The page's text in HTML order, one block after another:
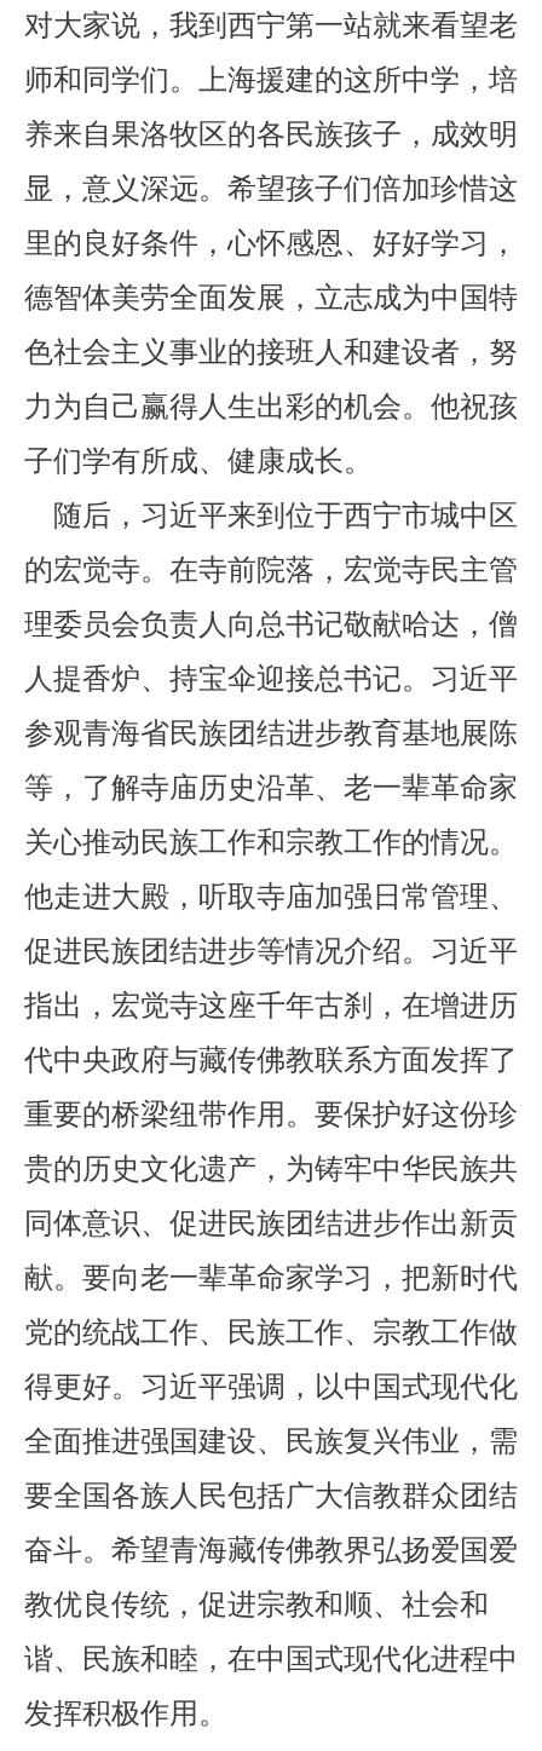
对大家说，我到西宁第一站就来看望老
师和同学们。上海援建的这所中学，培
养来自果洛牧区的各民族孩子，成效明
显，意义深远。希望孩子们倍加珍惜这
里的良好条件，心怀感恩、好好学习，
德智体美劳全面发展，立志成为中国特
色社会主义事业的接班人和建设者，努
力为自己赢得人生出彩的机会。他祝孩
子们学有所成、健康成长。
随后，习近平来到位于西宁市城中区
的宏觉寺。在寺前院落，宏觉寺民主管
理委员会负责人向总书记敬献哈达，僧
人提香炉、持宝伞迎接总书记。习近平
参观青海省民族团结进步教育基地展陈
等，了解寺庙历史沿革、老一辈革命家
关心推动民族工作和宗教工作的情况。
他走进大殿，听取寺庙加强日常管理、
促进民族团结进步等情况介绍。习近平
指出，宏觉寺这座千年古刹，在增进历
代中央政府与藏传佛教联系方面发挥了
重要的桥梁纽带作用。要保护好这份珍
贵的历史文化遗产，为铸牢中华民族共
同体意识、促进民族团结进步作出新贡
献。要向老一辈革命家学习，把新时代
党的统战工作、民族工作、宗教工作做
得更好。习近平强调，以中国式现代化
全面推进强国建设、民族复兴伟业，需
要全国各族人民包括广大信教群众团结
奋斗。希望青海藏传佛教界弘扬爱国爱
教优良传统，促进宗教和顺、社会和
谐、民族和睦，在中国式现代化进程中
发挥积极作用。